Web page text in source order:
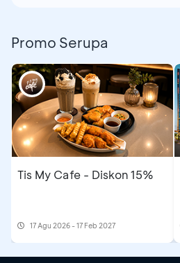
Promo Serupa
Tis My Cafe - Diskon 15%
17 Agu 2026 - 17 Feb 2027